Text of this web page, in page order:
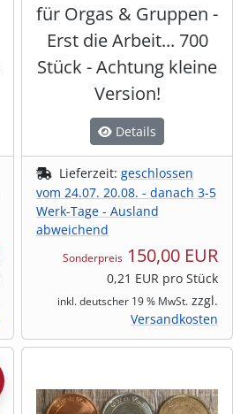
für Orgas & Gruppen -
Erst die Arbeit... 700
Stück - Achtung kleine
Version!
Details
Lieferzeit: geschlossen
vom 24.07. 20.08. - danach 3-5
Werk-Tage - Ausland
abweichend
Sonderpreis 150,00 EUR
0,21 EUR pro Stück
inkl. deutscher 19 % MwSt. zzgl.
Versandkosten